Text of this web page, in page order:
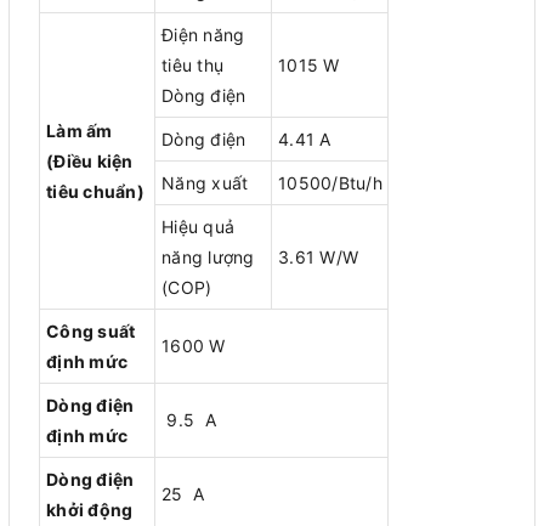
Làm ấm
(Điều kiện
tiêu chuẩn)
Điện năng
tiêu thụ
Dòng điện
1015 W
Dòng điện 4.41 A
Năng xuất 10500/Btu/h
Hiệu quả
năng lượng
(COP)
3.61 W/W
Công suất
định mức
1600 W
Dòng điện
định mức
9.5 A
Dòng điện
khởi động
25 A